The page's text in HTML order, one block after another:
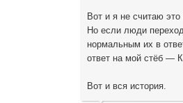
Вот и я не считаю
Но если люди
нормальным их в
ответ на мой стёб —
Вот и вся история.